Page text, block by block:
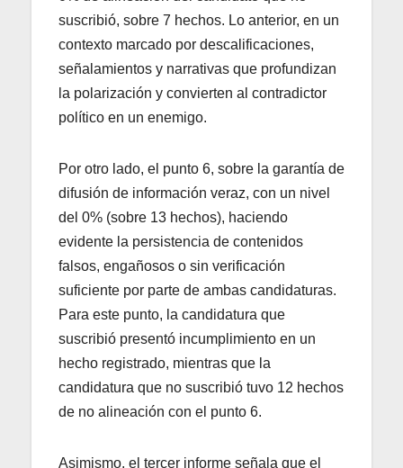
suscribió, sobre 7 hechos. Lo anterior, en un
contexto marcado por descalificaciones,
señalamientos y narrativas que profundizan
la polarización y convierten al contradictor
político en un enemigo.
Por otro lado, el punto 6, sobre la garantía de
difusión de información veraz, con un nivel
del 0% (sobre 13 hechos), haciendo
evidente la persistencia de contenidos
falsos, engañosos o sin verificación
suficiente por parte de ambas candidaturas.
Para este punto, la candidatura que
suscribió presentó incumplimiento en un
hecho registrado, mientras que la
candidatura que no suscribió tuvo 12 hechos
de no alineación con el punto 6.
Asimismo, el tercer informe señala que el